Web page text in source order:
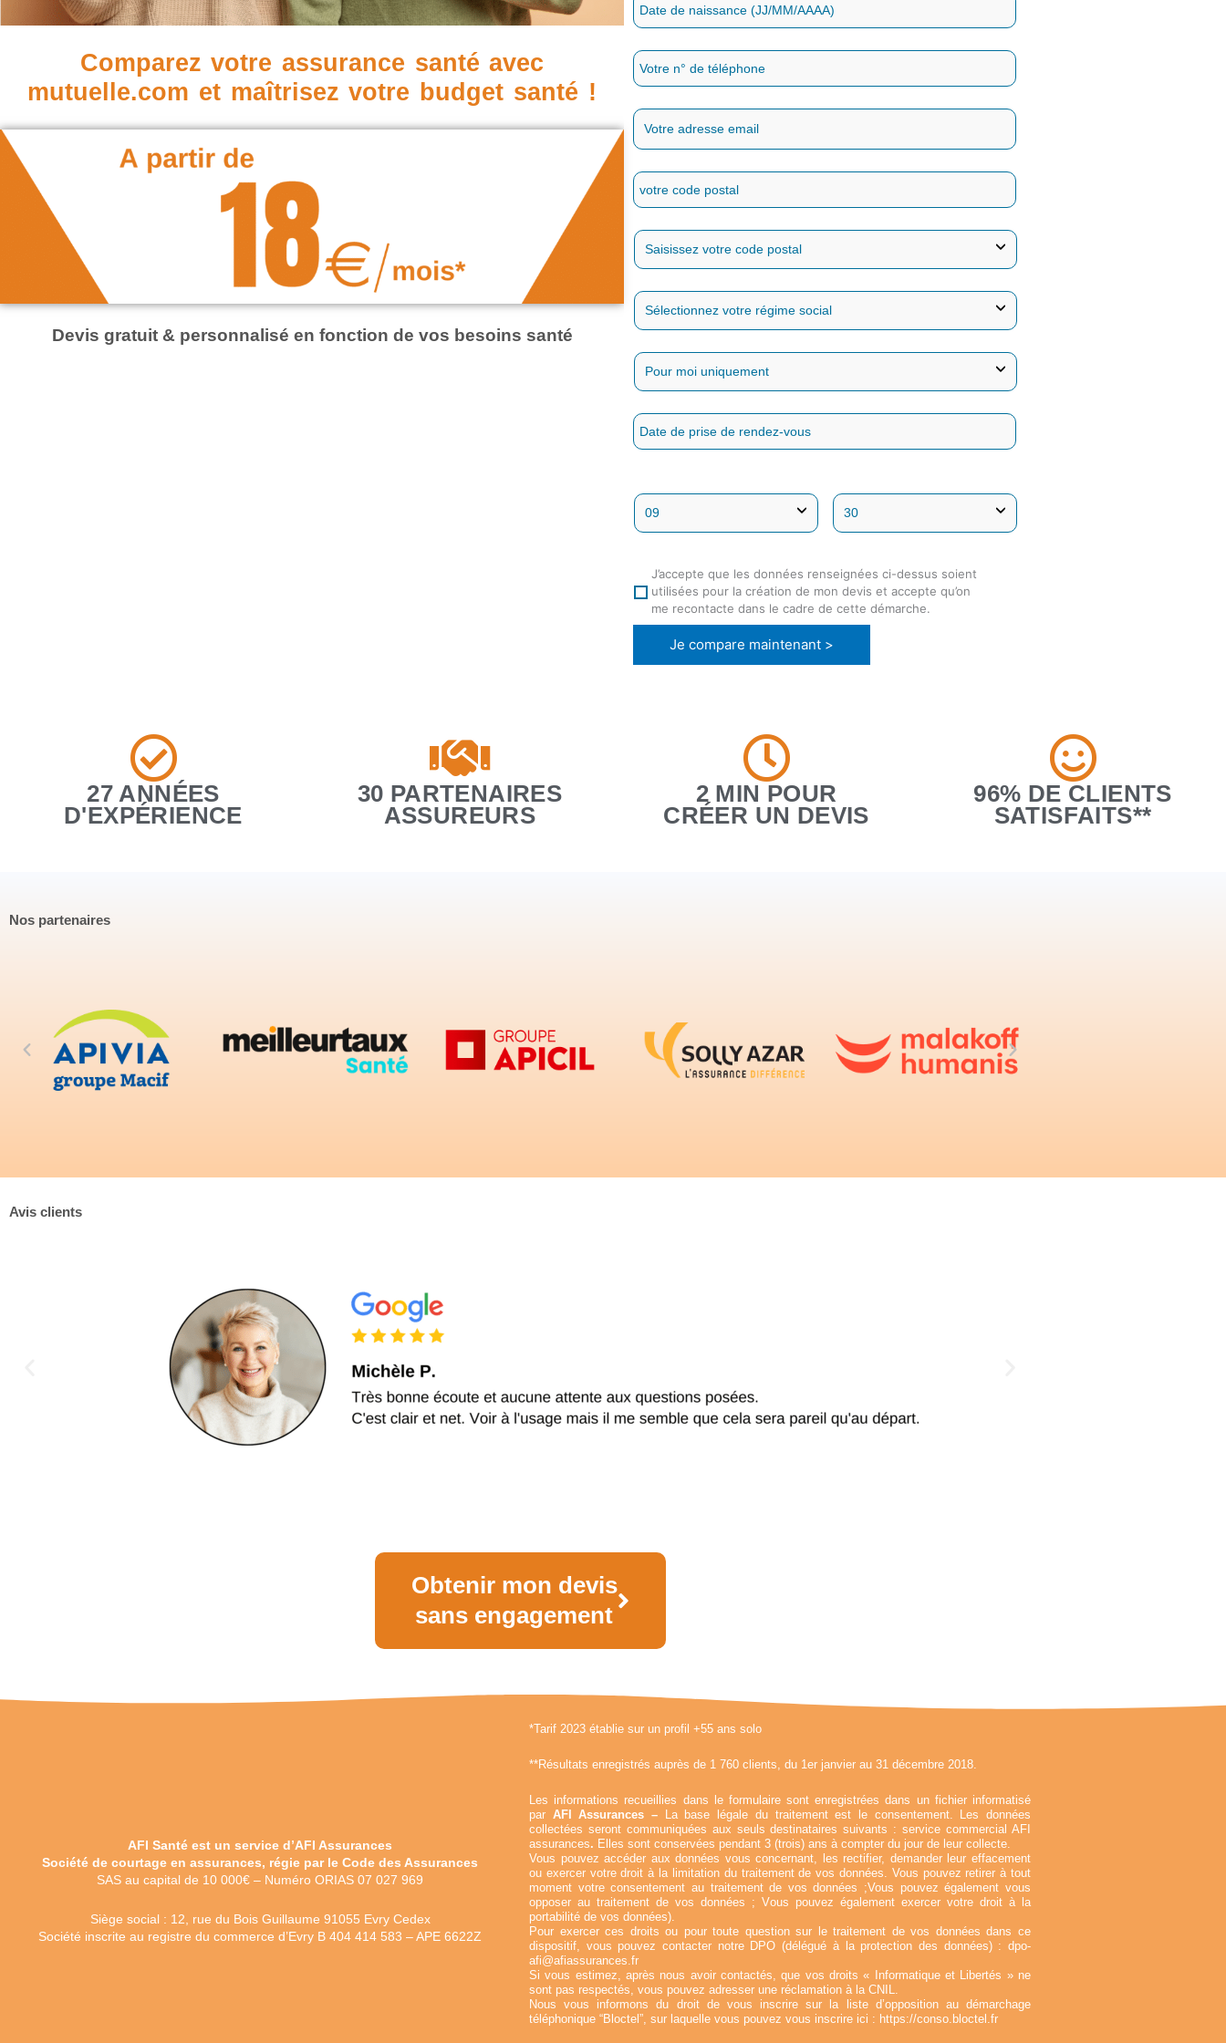
Comparez votre assurance santé avec
mutuelle.com et maîtrisez votre budget santé !
Devis gratuit & personnalisé en fonction de vos besoins santé
J’accepte que les données renseignées ci-dessus soient
utilisées pour la création de mon devis et accepte qu’on
me recontacte dans le cadre de cette démarche.
Je compare maintenant >
27 ANNÉES
D'EXPÉRIENCE
30 PARTENAIRES
ASSUREURS
2 MIN POUR
CRÉER UN DEVIS
96% DE CLIENTS
SATISFAITS**
Nos partenaires
Avis clients
Obtenir mon devis
sans engagement
AFI Santé est un service d’AFI Assurances
Société de courtage en assurances, régie par le Code des Assurances
SAS au capital de 10 000€ – Numéro ORIAS 07 027 969
Siège social : 12, rue du Bois Guillaume 91055 Evry Cedex
Société inscrite au registre du commerce d’Evry B 404 414 583 – APE 6622Z
*Tarif 2023 établie sur un profil +55 ans solo
**Résultats enregistrés auprès de 1 760 clients, du 1er janvier au 31 décembre 2018.
Les informations recueillies dans le formulaire sont enregistrées dans un fichier informatisé
par AFI Assurances –
La base légale du traitement est le consentement. Les données
collectées seront communiquées aux seuls destinataires suivants : service commercial AFI
assurances. Elles sont conservées pendant 3 (trois) ans à compter du jour de leur collecte.
Vous pouvez accéder aux données vous concernant, les rectifier, demander leur effacement
ou exercer votre droit à la limitation du traitement de vos données. Vous pouvez retirer à tout
moment votre consentement au traitement de vos données ;Vous pouvez également vous
opposer au traitement de vos données ; Vous pouvez également exercer votre droit à la
portabilité de vos données).
Pour exercer ces droits ou pour toute question sur le traitement de vos données dans ce
dispositif, vous pouvez contacter notre DPO (délégué à la protection des données) : dpo-
afi@afiassurances.fr
Si vous estimez, après nous avoir contactés, que vos droits « Informatique et Libertés » ne
sont pas respectés, vous pouvez adresser une réclamation à la CNIL.
Nous vous informons du droit de vous inscrire sur la liste d’opposition au démarchage
téléphonique “Bloctel”, sur laquelle vous pouvez vous inscrire ici : https://conso.bloctel.fr